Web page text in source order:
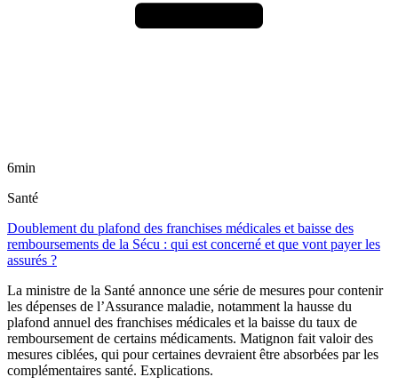
6min
Santé
Doublement du plafond des franchises médicales et baisse des
remboursements de la Sécu : qui est concerné et que vont payer les
assurés ?
La ministre de la Santé annonce une série de mesures pour contenir
les dépenses de l’Assurance maladie, notamment la hausse du
plafond annuel des franchises médicales et la baisse du taux de
remboursement de certains médicaments. Matignon fait valoir des
mesures ciblées, qui pour certaines devraient être absorbées par les
complémentaires santé. Explications.